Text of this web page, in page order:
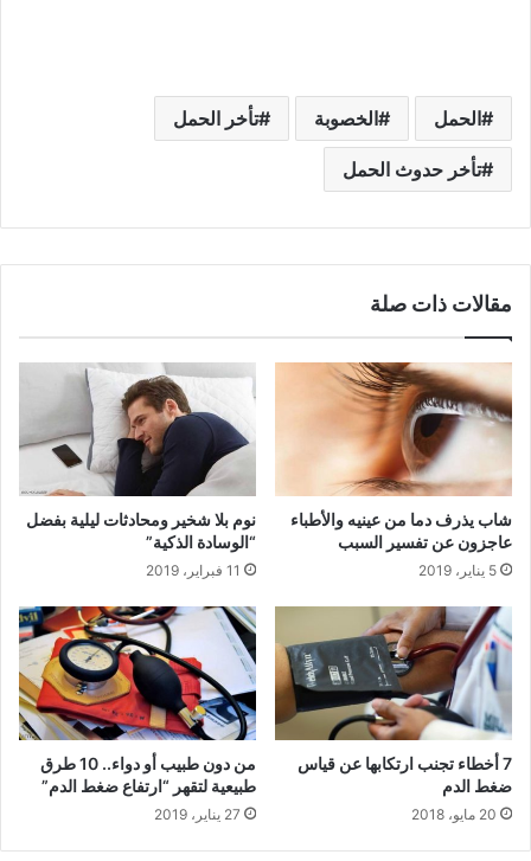
الحمل الخصوبة تأخر الحمل
تأخر حدوث الحمل
مقالات ذات صلة
شاب يذرف دما من عينيه والأطباء
عاجزون عن تفسير السبب
5 يناير، 2019
نوم بلا شخير ومحادثات ليلية بفضل
“الوسادة الذكية”
11 فبراير، 2019
7 أخطاء تجنب ارتكابها عن قياس
ضغط الدم
20 مايو، 2018
من دون طبيب أو دواء.. 10 طرق
طبيعية لتقهر “ارتفاع ضغط الدم”
27 يناير، 2019